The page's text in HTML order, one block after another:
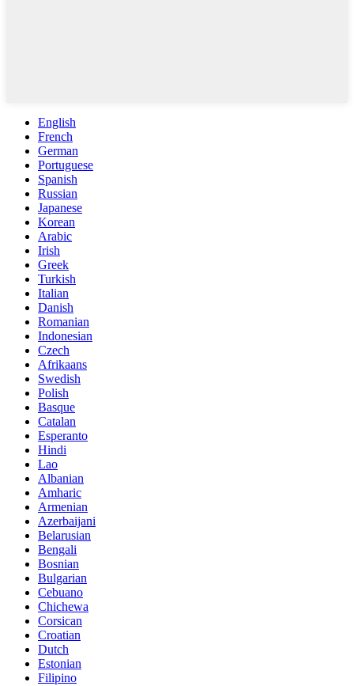
English
French
German
Portuguese
Spanish
Russian
Japanese
Korean
Arabic
Irish
Greek
Turkish
Italian
Danish
Romanian
Indonesian
Czech
Afrikaans
Swedish
Polish
Basque
Catalan
Esperanto
Hindi
Lao
Albanian
Amharic
Armenian
Azerbaijani
Belarusian
Bengali
Bosnian
Bulgarian
Cebuano
Chichewa
Corsican
Croatian
Dutch
Estonian
Filipino